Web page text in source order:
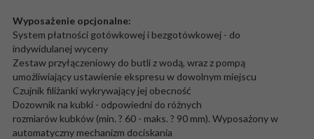
Wyposażenie opcjonalne:
System płatności gotówkowej i bezgotówkowej - do
indywidulanej wyceny
Zestaw przyłączeniowy do butli z wodą, wraz z pompą
umożliwiający ustawienie ekspresu w dowolnym miejscu
Czujnik filiżanki wykrywający jej obecność
Dozownik na kubki - odpowiedni do różnych
rozmiarów kubków (min. ? 60 - maks. ? 90 mm). Wyposażony w
automatyczny mechanizm dociskania